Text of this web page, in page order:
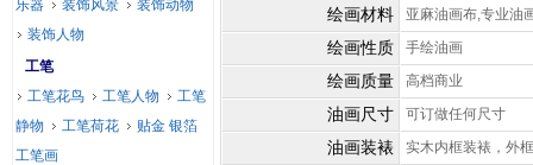
绘画材料 亚麻油画布,专业油
绘画性质 手绘油画
绘画质量 高档商业
油画尺寸 可订做任何尺寸
油画装裱 实木内框装裱，外
乐器 装饰风景
装饰动物
装饰人物
工笔
工笔花鸟
工笔人物
工笔
静物
工笔荷花
贴金 银箔
工笔画